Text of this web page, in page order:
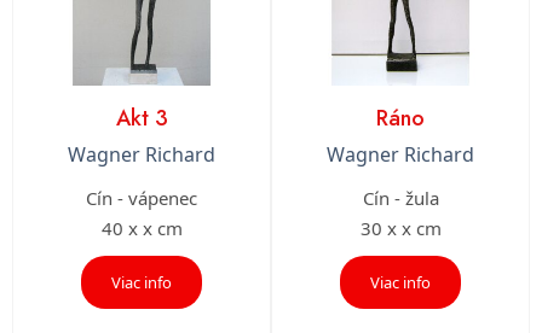
Akt 3
Wagner Richard
Cín - vápenec
40 x x cm
Viac info
Ráno
Wagner Richard
Cín - žula
30 x x cm
Viac info